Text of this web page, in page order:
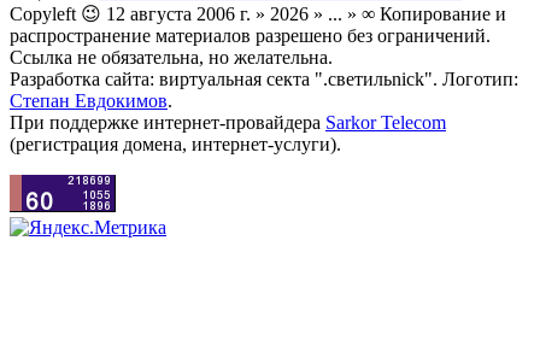
Copyleft 😉 12 августа 2006 г. » 2026 » ... » ∞ Копирование и
распространение материалов разрешено без ограничений.
Ссылка не обязательна, но желательна.
Разработка сайта: виртуальная секта ".светильnick". Логотип:
Степан Евдокимов.
При поддержке интернет-провайдера Sarkor Telecom
(регистрация домена, интернет-услуги).